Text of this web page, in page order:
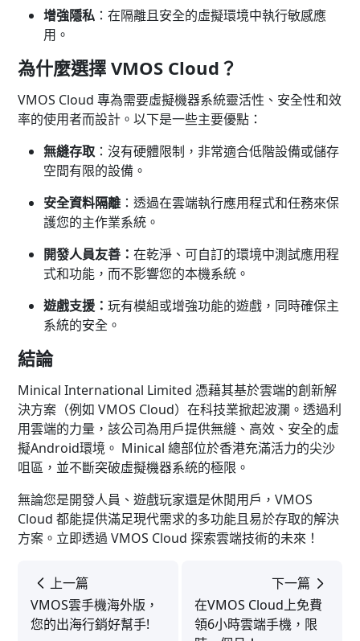
增強隱私 ：在隔離且安全的虛擬環境中執行敏感應
用。
為什麼選擇 VMOS Cloud？
VMOS Cloud 專為需要虛擬機器系統靈活性、安全性和效
率的使用者而設計。以下是一些主要優點：
無縫存取 ：沒有硬體限制，非常適合低階設備或儲存
空間有限的設備。
安全資料隔離 ：透過在雲端執行應用程式和任務來保
護您的主作業系統。
開發人員友善： 在乾淨、可自訂的環境中測試應用程
式和功能，而不影響您的本機系統。
遊戲支援： 玩有模組或增強功能的遊戲，同時確保主
系統的安全。
結論
Minical International Limited 憑藉其基於雲端的創新解
決方案（例如 VMOS Cloud）在科技業掀起波瀾。透過利
用雲端的力量，該公司為用戶提供無縫、高效、安全的虛
擬Android環境。 Minical 總部位於香港充滿活力的尖沙
咀區，並不斷突破虛擬機器系統的極限。
無論您是開發人員、遊戲玩家還是休閒用戶，VMOS
Cloud 都能提供滿足現代需求的多功能且易於存取的解決
方案。立即透過 VMOS Cloud 探索雲端技術的未來！
上一篇
VMOS雲手機海外版，
您的出海行銷好幫手!
下一篇
在VMOS Cloud上免費
領6小時雲端手機，限